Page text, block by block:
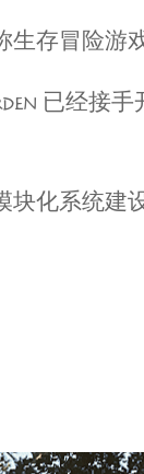
生存冒险游
已经接
模块化系统